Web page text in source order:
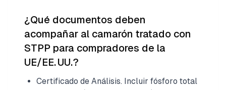
¿Qué documentos deben
acompañar al camarón tratado con
STPP para compradores de la
UE/EE. UU.?
Certificado de Análisis. Incluir fósforo total